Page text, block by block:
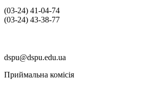
(03‑24) 41‑04‑74
(03‑24) 43‑38‑77
dspu@dspu.edu.ua
Приймальна комісія